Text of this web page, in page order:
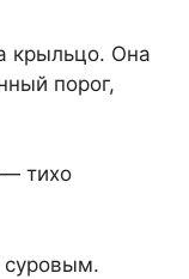
крыльцо. Она
порог,
тихо
суровым.